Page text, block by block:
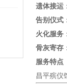
遗体接运
告别仪式
火化服务
骨灰寄存
服务特点
昌平殡仪